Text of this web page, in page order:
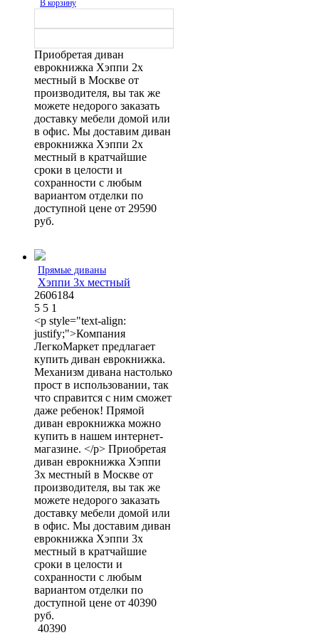
В корзину
Приобретая диван
еврокнижка Хэппи 2х
местный в Москве от
производителя, вы так же
можете недорого заказать
доставку мебели домой или
в офис. Мы доставим диван
еврокнижка Хэппи 2х
местный в кратчайшие
сроки в целости и
сохранности с любым
вариантом отделки по
доступной цене от 29590
руб.
Прямые диваны
Хэппи 3х местный
2606184
5 5 1
<p style="text-align:
justify;">Компания
ЛегкоМаркет предлагает
купить диван еврокнижка.
Механизм дивана настолько
прост в использовании, так
что справится с ним сможет
даже ребенок! Прямой
диван еврокнижка можно
купить в нашем интернет-
магазине. </p> Приобретая
диван еврокнижка Хэппи
3х местный в Москве от
производителя, вы так же
можете недорого заказать
доставку мебели домой или
в офис. Мы доставим диван
еврокнижка Хэппи 3х
местный в кратчайшие
сроки в целости и
сохранности с любым
вариантом отделки по
доступной цене от 40390
руб.
40390